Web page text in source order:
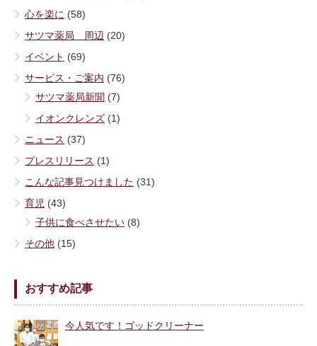
心を楽に (58)
サツマ薬局 周辺 (20)
イベント (69)
サービス・ご案内 (76)
サツマ薬局新聞 (7)
イオンクレンズ (1)
ニュース (37)
プレスリリース (1)
こんな記事見つけました (31)
育児 (43)
子供に食べさせたい (8)
その他 (15)
おすすめ記事
今人気です！ゴッドクリーナー